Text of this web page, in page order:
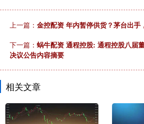
上一篇： 金控配资 年内暂停供货？茅台出手
下一篇： 蜗牛配资 通程控股: 通程控股八届
决议公告内容摘要
相关文章